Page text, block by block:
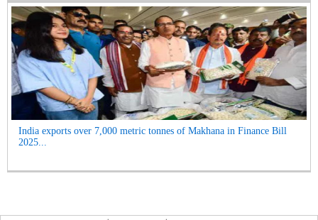
India exports over 7,000 metric tonnes of Makhana in Finance Bill
2025...